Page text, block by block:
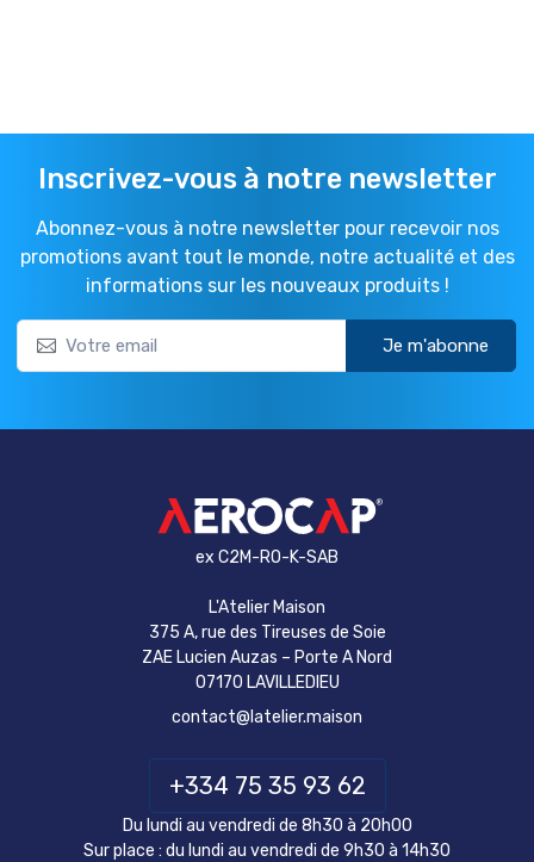
Inscrivez-vous à notre newsletter
Abonnez-vous à notre newsletter pour recevoir nos
promotions avant tout le monde, notre actualité et des
informations sur les nouveaux produits !
Je m'abonne
ex C2M-RO-K-SAB
L'Atelier Maison
375 A, rue des Tireuses de Soie
ZAE Lucien Auzas – Porte A Nord
07170 LAVILLEDIEU
contact@latelier.maison
+334 75 35 93 62
Du lundi au vendredi de 8h30 à 20h00
Sur place : du lundi au vendredi de 9h30 à 14h30